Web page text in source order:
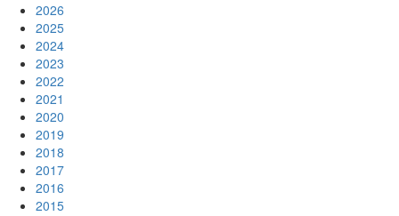
2026
2025
2024
2023
2022
2021
2020
2019
2018
2017
2016
2015